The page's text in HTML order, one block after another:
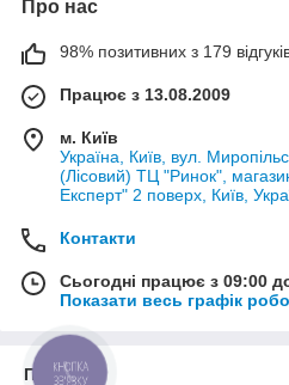
Про нас
98% позитивних з 179
Працює з 13.08.2009
м. Київ
Україна, Київ, вул.
(Лісовий) ТЦ "Ринок",
Експерт" 2 поверх, Київ,
Контакти
Сьогодні працює з 09:00
Показати весь графік
Про нас
КНОПКА
ЗВ'ЯЗКУ